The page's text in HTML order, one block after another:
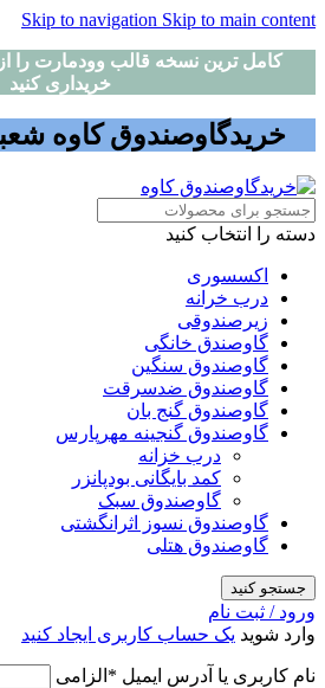
Skip to navigation Skip to main content
کامل ترین نسخه قالب وودمارت را
خریداری کنید
خریدگاوصندوق کاوه
دسته را انتخاب کنید
اکسسوری
درب خرانه
زیرصندوقی
گاوصندق خانگی
گاوصندوق سنگین
گاوصندوق ضدسرقت
گاوصندوق گنج بان
گاوصندوق گنجینه مهرپارس
درب خزانه
کمد بایگانی بودپانزر
گاوصندوق سبک
گاوصندوق نسوز اثرانگشتی
گاوصندوق هتلی
جستجو کنید
ورود / ثبت نام
وارد شوید یک حساب کاربری ایجاد کنید
نام کاربری یا آدرس ایمیل * الزامی